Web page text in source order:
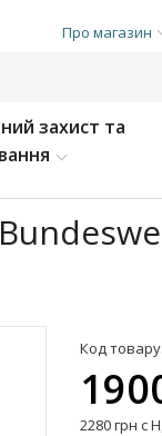
Про магазин
захист та
Код
2280 грн с